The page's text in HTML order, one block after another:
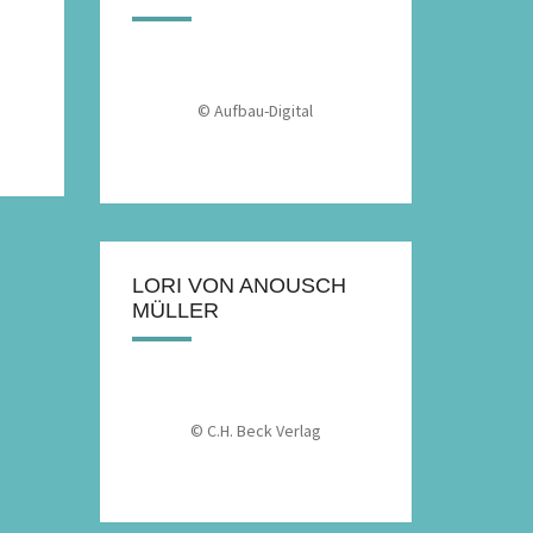
© Aufbau-Digital
LORI VON ANOUSCH
MÜLLER
© C.H. Beck Verlag